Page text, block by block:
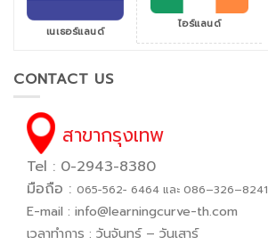
เนเธอร์แลนด์ ไอร์แลนด์
CONTACT US
สาขากรุงเทพ
Tel : 0-2943-8380
มือถือ : 065−562− 6464 และ 086–326–8241
E-mail : info@learningcurve-th.com
เวลาทำการ : วันจันทร์ – วันเสาร์